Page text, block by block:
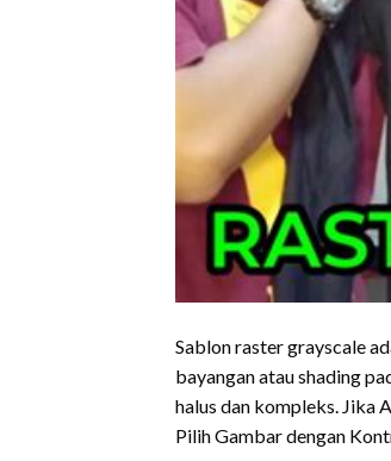
Sablon raster grayscale
bayangan atau shading
halus dan kompleks. Jika
Pilih Gambar dengan